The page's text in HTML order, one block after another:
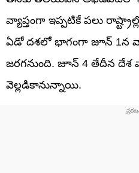
వ్యాప్తంగా ఇప్పటికే పలు
ఏడో దశలో భాగంగా జూన్‌ 1న
జరగనుంది. జూన్‌ 4 తేదీన దేశ
వెల్లడికానున్నాయి.